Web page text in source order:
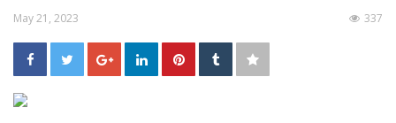
May 21, 2023 337